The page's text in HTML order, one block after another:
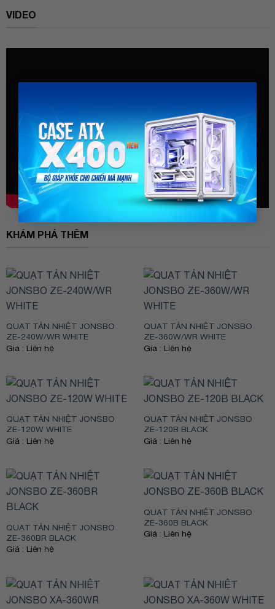
VIDEO
KHÁM PHÁ THÊM
QUẠT TẢN NHIỆT JONSBO
ZE-240W/WR WHITE
Giá : Liên hệ
QUẠT TẢN NHIỆT JONSBO
ZE-360W/WR WHITE
Giá : Liên hệ
QUẠT TẢN NHIỆT JONSBO
ZE-120W WHITE
Giá : Liên hệ
QUẠT TẢN NHIỆT JONSBO
ZE-120B BLACK
Giá : Liên hệ
QUẠT TẢN NHIỆT JONSBO
ZE-360BR BLACK
Giá : Liên hệ
QUẠT TẢN NHIỆT JONSBO
ZE-360B BLACK
Giá : Liên hệ